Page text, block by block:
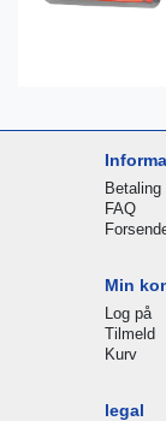
Betaling
FAQ
Min
Log på
Tilmeld
Kurv
legal